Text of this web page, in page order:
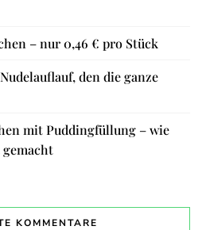
– nur 0,46 € pro Stück
den die ganze
mit Puddingfüllung – wie
gemacht
KOMMENTARE